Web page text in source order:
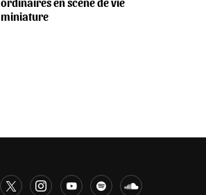
ordinaires en scène de vie
miniature